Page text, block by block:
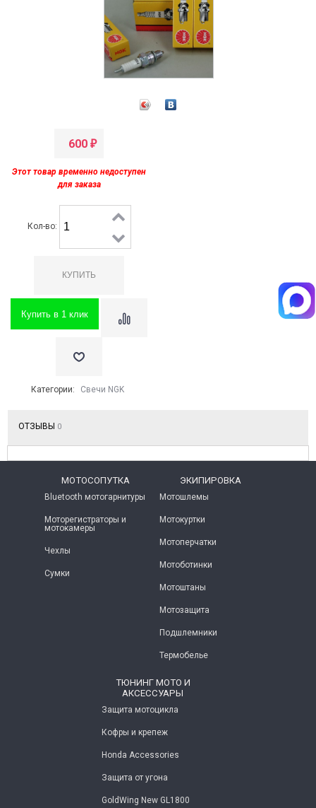
600 ₽
Этот товар временно недоступен
для заказа
Кол-во:
Купить в 1 клик
Категории: Свечи NGK
ОТЗЫВЫ 0
МОТОСОПУТКА
Bluetooth мотогарнитуры
Моторегистраторы и
мотокамеры
Чехлы
Сумки
ЭКИПИРОВКА
Мотошлемы
Мотокуртки
Мотоперчатки
Мотоботинки
Мотоштаны
Мотозащита
Подшлемники
Термобелье
ТЮНИНГ МОТО И
АКСЕССУАРЫ
Защита мотоцикла
Кофры и крепеж
Honda Accessories
Защита от угона
GoldWing New GL1800